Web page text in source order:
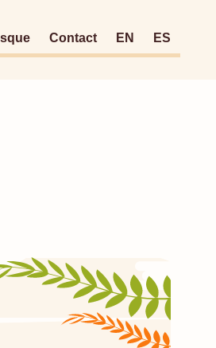
Contact EN ES